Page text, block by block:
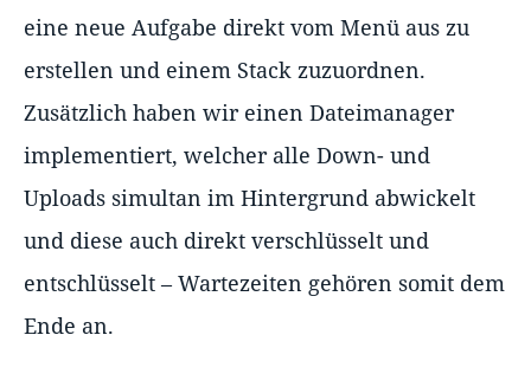
eine neue Aufgabe direkt vom Menü aus zu
erstellen und einem Stack zuzuordnen.
Zusätzlich haben wir einen Dateimanager
implementiert, welcher alle Down- und
Uploads simultan im Hintergrund abwickelt
und diese auch direkt verschlüsselt und
entschlüsselt – Wartezeiten gehören somit dem
Ende an.